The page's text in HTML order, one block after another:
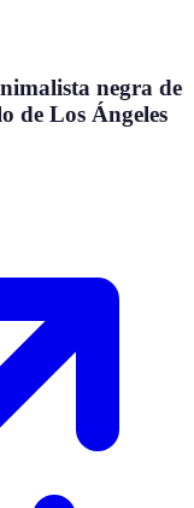
negra de
de Los Ángeles